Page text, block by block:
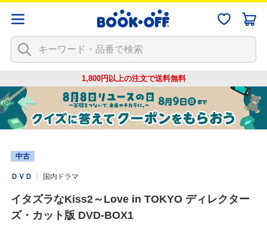
1,800円以上の注文で送料無料
中古
ＤＶＤ 国内ドラマ
イタズラなKiss2～Love in TOKYO ディレクター
ズ・カット版 DVD-BOX1